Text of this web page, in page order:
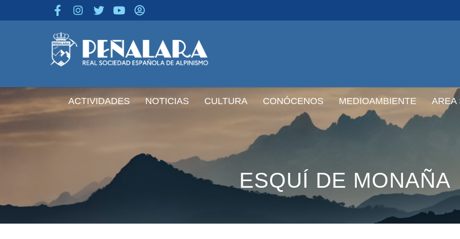
ACTIVIDADES NOTICIAS CULTURA CONÓCENOS MEDIOAMBIENTE AREA
ESQUÍ DE MONAÑA